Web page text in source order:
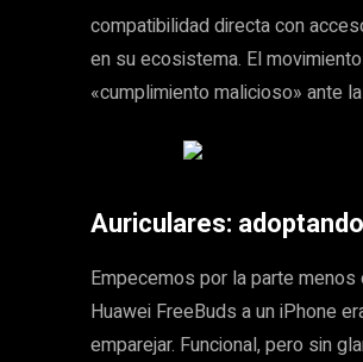
compatibilidad directa con
en su ecosistema. El
«cumplimiento malicioso» ante
Auriculares:
Empecemos por la parte
Huawei FreeBuds a un iPhone
emparejar. Funcional, pero sin